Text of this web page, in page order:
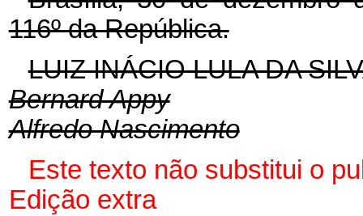
116º da República.
LUIZ INÁCIO LULA DA
Bernard Appy
Alfredo Nascimento
Este texto não substitui o
Edição extra